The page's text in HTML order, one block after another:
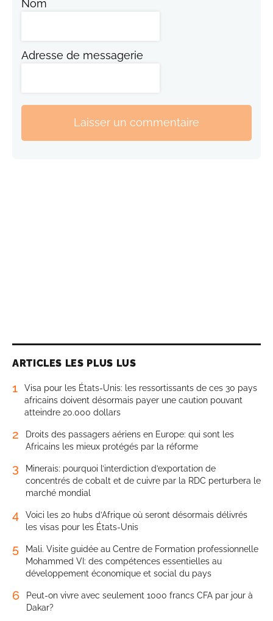
Nom
Adresse de messagerie
Laisser un commentaire
ARTICLES LES PLUS LUS
1
Visa pour les États-Unis: les ressortissants de ces 30 pays
africains doivent désormais payer une caution pouvant
atteindre 20.000 dollars
2
Droits des passagers aériens en Europe: qui sont les
Africains les mieux protégés par la réforme
3
Minerais: pourquoi l’interdiction d’exportation de
concentrés de cobalt et de cuivre par la RDC perturbera le
marché mondial
4
Voici les 20 hubs d’Afrique où seront désormais délivrés
les visas pour les États-Unis
5
Mali. Visite guidée au Centre de Formation professionnelle
Mohammed VI: des compétences essentielles au
développement économique et social du pays
6
Peut-on vivre avec seulement 1000 francs CFA par jour à
Dakar?